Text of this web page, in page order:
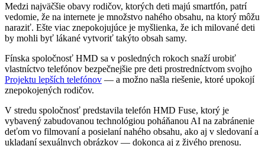
Medzi najväčšie obavy rodičov, ktorých deti majú smartfón, patrí
vedomie, že na internete je množstvo nahého obsahu, na ktorý môžu
naraziť. Ešte viac znepokojujúce je myšlienka, že ich milované deti
by mohli byť lákané vytvoriť takýto obsah samy.
Fínska spoločnosť HMD sa v posledných rokoch snaží urobiť
vlastníctvo telefónov bezpečnejšie pre deti prostredníctvom svojho
Projektu lepších telefónov — a možno našla riešenie, ktoré upokojí
znepokojených rodičov.
V stredu spoločnosť predstavila telefón HMD Fuse, ktorý je
vybavený zabudovanou technológiou poháňanou AI na zabránenie
deťom vo filmovaní a posielaní nahého obsahu, ako aj v sledovaní a
ukladaní sexuálnych obrázkov — dokonca aj z živého prenosu.